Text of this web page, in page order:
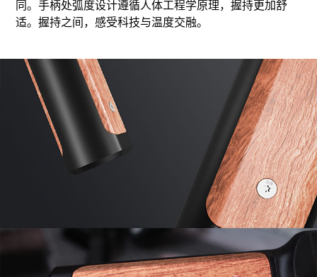
同。手柄处弧度设计遵循人体工程学原理，握持更加舒
适。握持之间，感受科技与温度交融。